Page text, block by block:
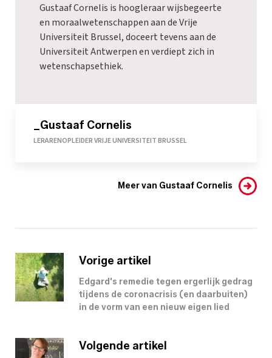
Gustaaf Cornelis is hoogleraar wijsbegeerte
en moraalwetenschappen aan de Vrije
Universiteit Brussel, doceert tevens aan de
Universiteit Antwerpen en verdiept zich in
wetenschapsethiek.
_Gustaaf Cornelis
LERARENOPLEIDER VRIJE UNIVERSITEIT BRUSSEL
Meer van Gustaaf Cornelis
Vorige artikel
Edgard's remedie tegen ergerlijk gedrag
tijdens de coronacrisis (en daarbuiten)
in de vorm van een nieuw eigen lied
Volgende artikel